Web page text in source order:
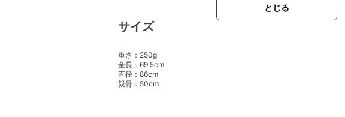
とじる
サイズ
重さ：250g
全長：69.5cm
直径：86cm
親骨：50cm